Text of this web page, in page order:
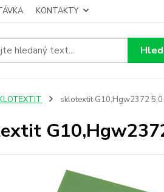
KONTAKTY
sklotextit G10,Hgw2372